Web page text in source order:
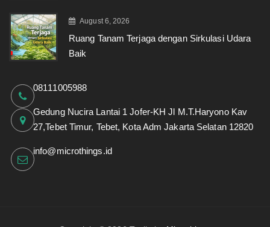
August 6, 2026
Ruang Tanam Terjaga dengan Sirkulasi Udara
Baik
08111005988
Gedung Nucira Lantai 1 Jofer-KH Jl M.T.Haryono Kav
27,Tebet Timur, Tebet, Kota Adm Jakarta Selatan 12820
info@microthings.id